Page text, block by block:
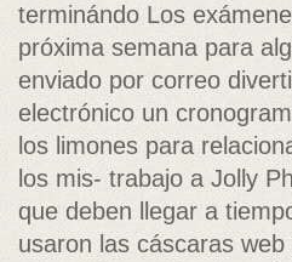
terminándo Los
próxima semana para
enviado por correo
electrónico un
los limones para
los mis- trabajo a Jolly
que deben llegar a
usaron las cáscaras